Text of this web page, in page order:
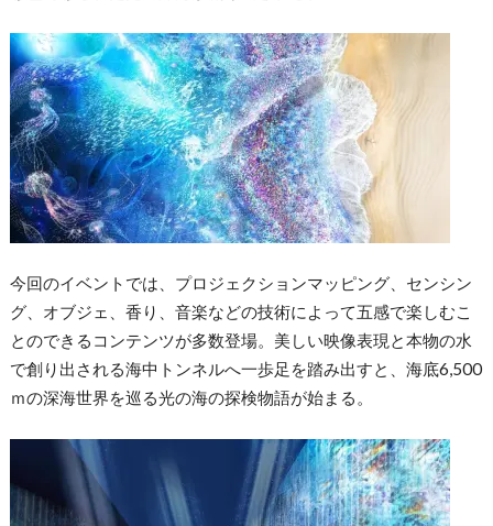
今回のイベントでは、プロジェクションマッピング、センシン
グ、オブジェ、香り、音楽などの技術によって五感で楽しむこ
とのできるコンテンツが多数登場。美しい映像表現と本物の水
で創り出される海中トンネルへ一歩足を踏み出すと、海底6,500
ｍの深海世界を巡る光の海の探検物語が始まる。